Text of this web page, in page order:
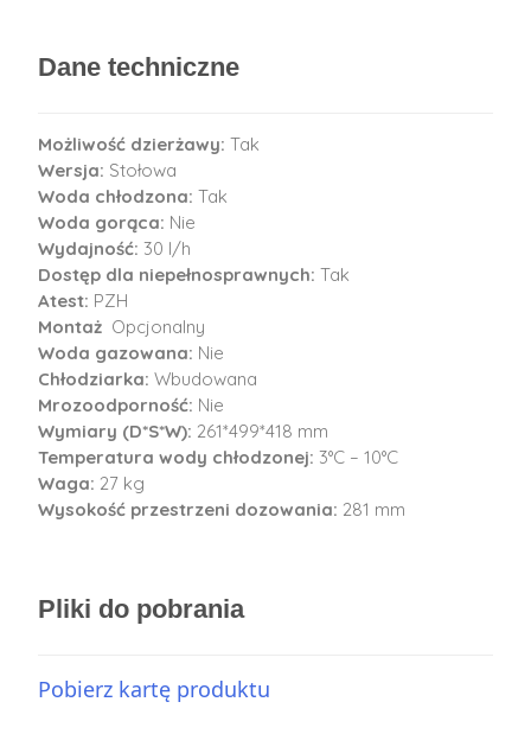
Dane techniczne
Możliwość dzierżawy: Tak
Wersja: Stołowa
Woda chłodzona: Tak
Woda gorąca: Nie
Wydajność: 30 l/h
Dostęp dla niepełnosprawnych: Tak
Atest: PZH
Montaż Opcjonalny
Woda gazowana: Nie
Chłodziarka: Wbudowana
Mrozoodporność: Nie
Wymiary (D*S*W): 261*499*418 mm
Temperatura wody chłodzonej: 3°C – 10°C
Waga: 27 kg
Wysokość przestrzeni dozowania: 281 mm
Pliki do pobrania
Pobierz kartę produktu